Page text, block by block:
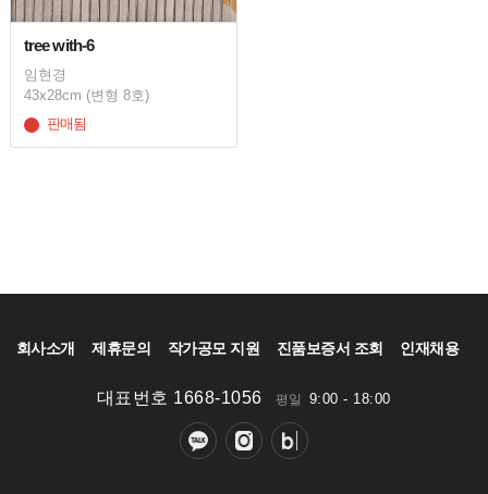
tree with-6
임현경
43x28cm (변형 8호)
판매됨
회사소개 제휴문의 작가공모 지원 진품보증서 조회 인재채용
대표번호 1668-1056 평일 9:00 - 18:00